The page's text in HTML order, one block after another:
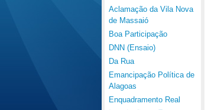
Aclamação da Vila Nova
de Massaió
Boa Participação
DNN (Ensaio)
Da Rua
Emancipação Política de
Alagoas
Enquadramento Real